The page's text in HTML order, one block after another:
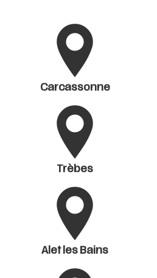
Carcassonne
Trèbes
Alet les Bains